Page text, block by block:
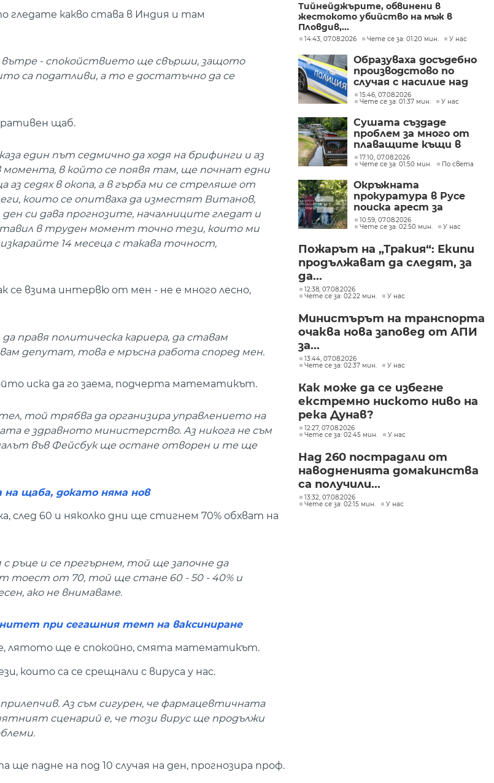
гледате какво става в Индия и там
- спокойствието ще свърши, защото
са податливи, а то е достатъчно да се
щаб.
един път седмично да ходя на брифинги и аз
момента, в който се появя там, ще почнат едни
аз седях в окопа, а в гърба ми се стреляше от
които се опитваха да изместят Витанов,
си дава прогнозите, началниците гледат и
в труден момент точно тези, които ми
14 месеца с такава точност,
се взима интервю от мен - не е много лесно,
да правя политическа кариера, да ставам
депутат, това е мръсна работа според мен.
иска да го заема, подчерта математикът.
той трябва да организира управлението на
е здравното министерство. Аз никога не съм
във Фейсбук ще остане отворен и те ще
на щаба, докато няма нов
60 и няколко дни ще стигнем 70% обхват на
ръце и се прегърнем, той ще започне да
тоест от 70, той ще стане 60 - 50 - 40% и
ако не внимаваме.
при сегашния темп на ваксиниране
лятото ще е спокойно, смята математикът.
които са се срещнали с вируса у нас.
Аз съм сигурен, че фармацевтичната
сценарий е, че този вирус ще продължи
падне на под 10 случая на ден, прогнозира проф.
Тийнейджърите, обвинени в
жестокото убийство на мъж в
Пловдив,...
14:43, 07.08.2026 Чете се за: 01:20 мин. У нас
Образуваха досъдебно
производстово по
случая с насилие над
дете в Радомир
15:46, 07.08.2026
Чете се за: 01:37 мин.
У нас
Сушата създаде
проблем за много от
плаващите къщи в
Нидерландия
17:10, 07.08.2026
Чете се за: 01:50 мин.
По света
Окръжната
прокуратура в Русе
поиска арест за
петима от
участниците в
разбитата
лаборатория за
10:59, 07.08.2026
Чете се за: 02:50 мин.
У нас
Пожарът на „Тракия“: Екипи
продължават да следят, за
да...
12:38, 07.08.2026
Чете се за: 02:22 мин.
У нас
Министърът на транспорта
очаква нова заповед от АПИ
за...
13:44, 07.08.2026
Чете се за: 02:37 мин.
У нас
Как може да се избегне
екстремно ниското ниво на
река Дунав?
12:27, 07.08.2026
Чете се за: 02:45 мин.
У нас
Над 260 пострадали от
наводненията домакинства
са получили...
13:32, 07.08.2026
Чете се за: 02:15 мин.
У нас